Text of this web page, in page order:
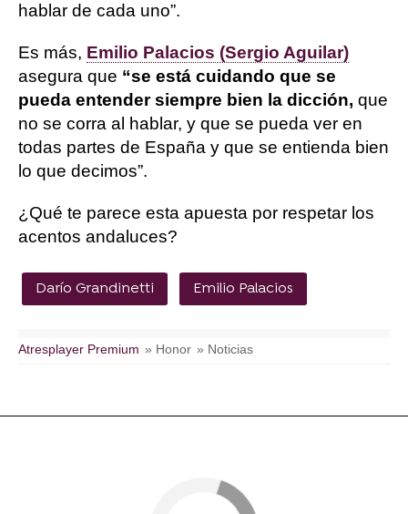
hablar de cada uno”.
Es más, Emilio Palacios (Sergio Aguilar)
asegura que “se está cuidando que se
pueda entender siempre bien la dicción, que
no se corra al hablar, y que se pueda ver en
todas partes de España y que se entienda bien
lo que decimos”.
¿Qué te parece esta apuesta por respetar los
acentos andaluces?
Darío Grandinetti Emilio Palacios
Atresplayer Premium » Honor » Noticias